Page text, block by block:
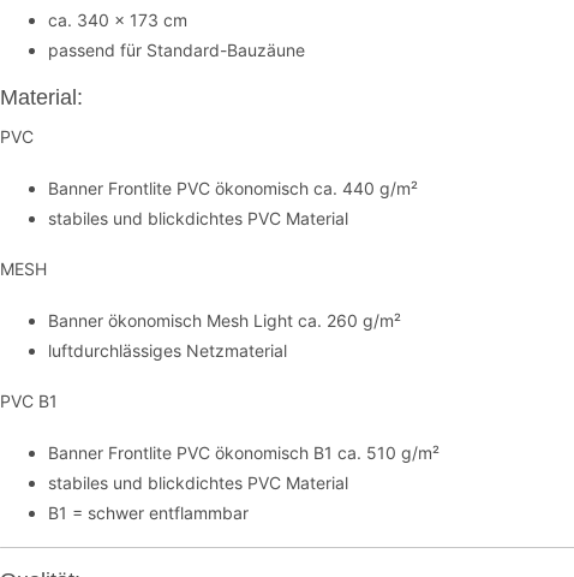
ca. 340 x 173 cm
passend für Standard-Bauzäune
Material:
PVC
Banner Frontlite PVC ökonomisch ca. 440 g/m²
stabiles und blickdichtes PVC Material
MESH
Banner ökonomisch Mesh Light ca. 260 g/m²
luftdurchlässiges Netzmaterial
PVC B1
Banner Frontlite PVC ökonomisch B1 ca. 510 g/m²
stabiles und blickdichtes PVC Material
B1 = schwer entflammbar